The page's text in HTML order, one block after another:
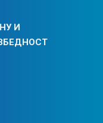
И